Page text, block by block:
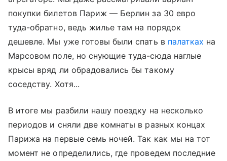
покупки билетов Париж — Берлин за 30 евро
туда-обратно, ведь жилье там на порядок
дешевле. Мы уже готовы были спать в палатках на
Марсовом поле, но снующие туда-сюда наглые
крысы вряд ли обрадовались бы такому
соседству. Хотя...
В итоге мы разбили нашу поездку на несколько
периодов и сняли две комнаты в разных концах
Парижа на первые семь ночей. Так как мы на тот
момент не определились, где проведем последние